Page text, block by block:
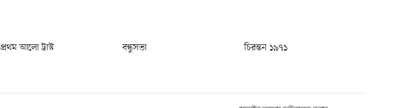
প্রথম আলো ট্রাস্ট বন্ধুসভা
চিরন্তন ১৯৭১